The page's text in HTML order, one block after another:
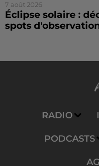
7 août 2026
Éclipse solaire :
spots
RADIO
PODCASTS